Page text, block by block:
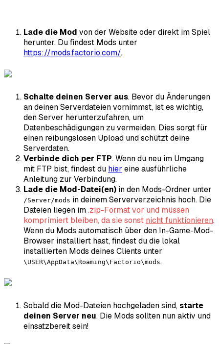
Lade die Mod von der Website oder direkt im Spiel
herunter. Du findest Mods unter
https://mods.factorio.com/.
Schalte deinen Server aus. Bevor du Änderungen
an deinen Serverdateien vornimmst, ist es wichtig,
den Server herunterzufahren, um
Datenbeschädigungen zu vermeiden. Dies sorgt für
einen reibungslosen Upload und schützt deine
Serverdaten.
Verbinde dich per FTP. Wenn du neu im Umgang
mit FTP bist, findest du hier eine ausführliche
Anleitung zur Verbindung.
Lade die Mod-Datei(en) in den Mods-Ordner unter
/Server/mods in deinem Serververzeichnis hoch. Die
Dateien liegen im.zip-Format vor und müssen
komprimiert bleiben, da sie sonst nicht funktionieren.
Wenn du Mods automatisch über den In-Game-Mod-
Browser installiert hast, findest du die lokal
installierten Mods deines Clients unter
\USER\AppData\Roaming\Factorio\mods.
Sobald die Mod-Dateien hochgeladen sind,starte
deinen Server neu. Die Mods sollten nun aktiv und
einsatzbereit sein!